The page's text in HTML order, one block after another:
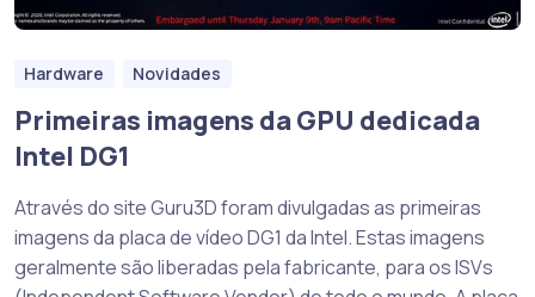
Hardware Novidades
Primeiras imagens da GPU dedicada
Intel DG1
Através do site Guru3D foram divulgadas as primeiras
imagens da placa de vídeo DG1 da Intel. Estas imagens
geralmente são liberadas pela fabricante, para os ISVs